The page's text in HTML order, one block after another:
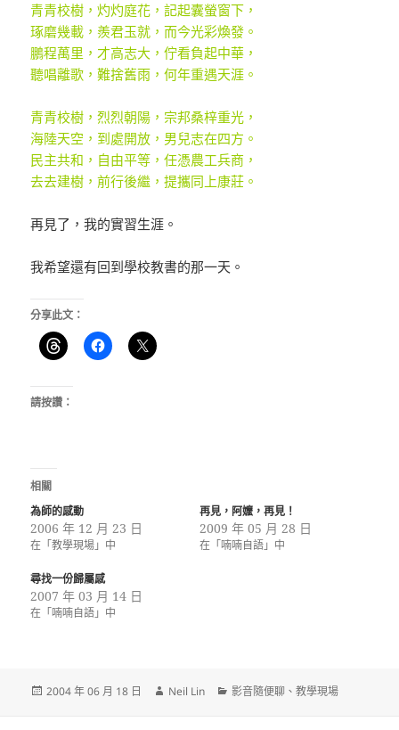
青青校樹，灼灼庭花，記起囊螢窗下，
琢磨幾載，羨君玉就，而今光彩煥發。
鵬程萬里，才高志大，佇看負起中華，
聽唱離歌，難捨舊雨，何年重遇天涯。
青青校樹，烈烈朝陽，宗邦桑梓重光，
海陸天空，到處開放，男兒志在四方。
民主共和，自由平等，任憑農工兵商，
去去建樹，前行後繼，提攜同上康莊。
再見了，我的實習生涯。
我希望還有回到學校教書的那一天。
分享此文：
請按讚：
相關
為師的感動
2006 年 12 月 23 日
在「教學現場」中
再見，阿嬤，再見！
2009 年 05 月 28 日
在「喃喃自語」中
尋找一份歸屬感
2007 年 03 月 14 日
在「喃喃自語」中
發
2004 年 06 月 18 日
作
Neil Lin
分
影音隨便聊 、教學現場